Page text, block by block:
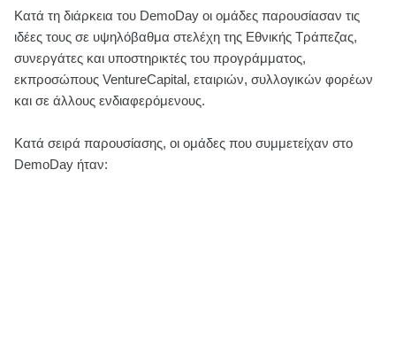
Κατά τη διάρκεια του DemoDay οι ομάδες παρουσίασαν τις
ιδέες τους σε υψηλόβαθμα στελέχη της Εθνικής Τράπεζας,
συνεργάτες και υποστηρικτές του προγράμματος,
εκπροσώπους VentureCapital, εταιριών, συλλογικών φορέων
και σε άλλους ενδιαφερόμενους.
Κατά σειρά παρουσίασης, οι ομάδες που συμμετείχαν στο
DemoDay ήταν: